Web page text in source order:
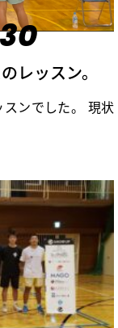
レッスン。
ンでした。 現状